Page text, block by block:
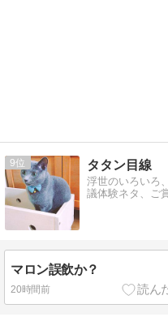
9 タタン目線
浮世のいろいろ
議体験ネタ、ご
マロン誤飲か？
20時間前